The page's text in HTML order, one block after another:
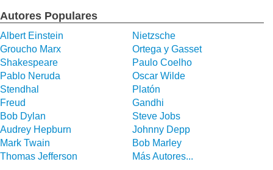
Autores Populares
Albert Einstein
Nietzsche
Groucho Marx
Ortega y Gasset
Shakespeare
Paulo Coelho
Pablo Neruda
Oscar Wilde
Stendhal
Platón
Freud
Gandhi
Bob Dylan
Steve Jobs
Audrey Hepburn
Johnny Depp
Mark Twain
Bob Marley
Thomas Jefferson
Más Autores...